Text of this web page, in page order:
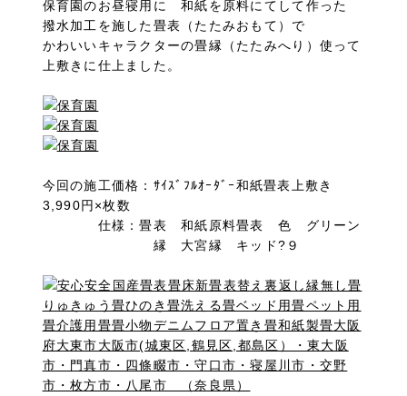
保育園のお昼寝用に 和紙を原料にてして作った
撥水加工を施した畳表（たたみおもて）で
かわいいキャラクターの畳縁（たたみへり）使って
上敷きに仕上ました。
今回の施工価格：ｻｲｽﾞﾌﾙｵｰﾀﾞｰ和紙畳表上敷き
3,990円×枚数
仕様：畳表 和紙原料畳表 色 グリーン
縁 大宮縁 キッド?９